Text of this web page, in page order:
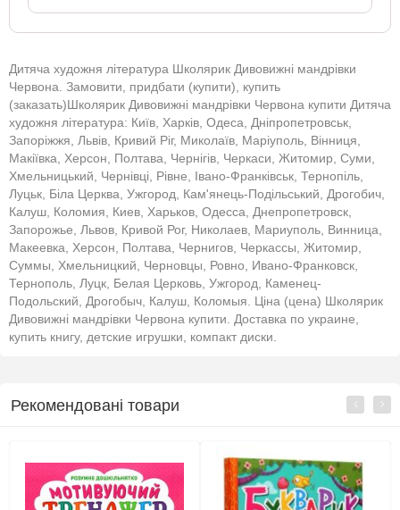
Дитяча художня література Школярик Дивовижні мандрівки
Червона. Замовити, придбати (купити), купить
(заказать)Школярик Дивовижні мандрівки Червона купити Дитяча
художня література: Київ, Харків, Одеса, Дніпропетровськ,
Запоріжжя, Львів, Кривий Ріг, Миколаїв, Маріуполь, Вінниця,
Макіївка, Херсон, Полтава, Чернігів, Черкаси, Житомир, Суми,
Хмельницький, Чернівці, Рівне, Івано-Франківськ, Тернопіль,
Луцьк, Біла Церква, Ужгород, Кам'янець-Подільський, Дрогобич,
Калуш, Коломия, Киев, Харьков, Одесса, Днепропетровск,
Запорожье, Львов, Кривой Рог, Николаев, Мариуполь, Винница,
Макеевка, Херсон, Полтава, Чернигов, Черкассы, Житомир,
Суммы, Хмельницкий, Черновцы, Ровно, Ивано-Франковск,
Тернополь, Луцк, Белая Церковь, Ужгород, Каменец-
Подольский, Дрогобыч, Калуш, Коломыя. Ціна (цена) Школярик
Дивовижні мандрівки Червона купити. Доставка по украине,
купить книгу, детские игрушки, компакт диски.
Рекомендовані товари